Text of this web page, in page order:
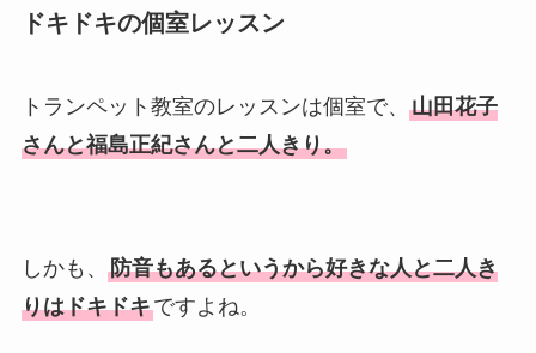
ドキドキの個室レッスン
トランペット教室のレッスンは個室で、 山田花子
さんと福島正紀さんと二人きり。
しかも、 防音もあるというから好きな人と二人き
りはドキドキですよね。